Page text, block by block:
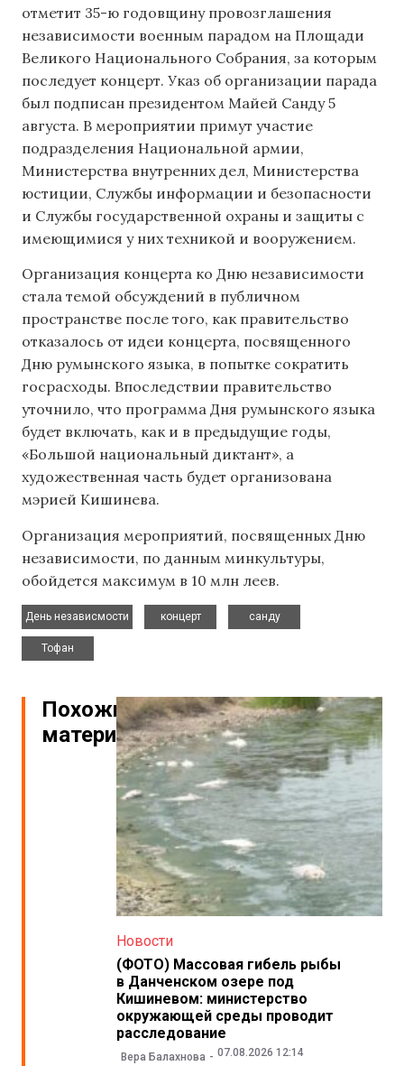
отметит 35-ю годовщину провозглашения
независимости военным парадом на Площади
Великого Национального Собрания, за которым
последует концерт. Указ об организации парада
был подписан президентом Майей Санду 5
августа. В мероприятии примут участие
подразделения Национальной армии,
Министерства внутренних дел, Министерства
юстиции, Службы информации и безопасности
и Службы государственной охраны и защиты с
имеющимися у них техникой и вооружением.
Организация концерта ко Дню независимости
стала темой обсуждений в публичном
пространстве после того, как правительство
отказалось от идеи концерта, посвященного
Дню румынского языка, в попытке сократить
госрасходы. Впоследствии правительство
уточнило, что программа Дня румынского языка
будет включать, как и в предыдущие годы,
«Большой национальный диктант», а
художественная часть будет организована
мэрией Кишинева.
Организация мероприятий, посвященных Дню
независимости, по данным минкультуры,
обойдется максимум в 10 млн леев.
День независмости
концерт
санду
Тофан
Похожие
материалы
Новости
(ФОТО) Массовая гибель рыбы
в Данченском озере под
Кишиневом: министерство
окружающей среды проводит
расследование
Вера Балахнова 07.08.2026 12:14